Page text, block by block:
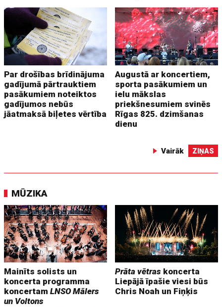
Par drošības brīdinājuma
gadījumā pārtrauktiem
pasākumiem noteiktos
gadījumos nebūs
jāatmaksā biļetes vērtība
Augustā ar koncertiem,
sporta pasākumiem un
ielu mākslas
priekšnesumiem svinēs
Rīgas 825. dzimšanas
dienu
Vairāk ZIŅAS
MŪZIKA
Mainīts solists un
koncerta programma
koncertamLNSO Mālers
un Voltons
Prāta vētras koncerta
Liepājā īpašie viesi būs
Chris Noah un Fiņķis